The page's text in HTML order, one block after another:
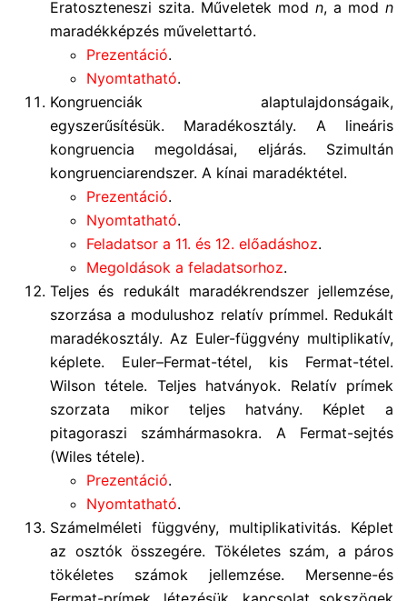
Eratoszteneszi szita. Műveletek mod n, a mod n
maradékképzés művelettartó.
Prezentáció.
Nyomtatható.
Kongruenciák alaptulajdonságaik,
egyszerűsítésük. Maradékosztály. A lineáris
kongruencia megoldásai, eljárás. Szimultán
kongruenciarendszer. A kínai maradéktétel.
Prezentáció.
Nyomtatható.
Feladatsor a 11. és 12. előadáshoz.
Megoldások a feladatsorhoz.
Teljes és redukált maradékrendszer jellemzése,
szorzása a modulushoz relatív prímmel. Redukált
maradékosztály. Az Euler-függvény multiplikatív,
képlete. Euler–Fermat-tétel, kis Fermat-tétel.
Wilson tétele. Teljes hatványok. Relatív prímek
szorzata mikor teljes hatvány. Képlet a
pitagoraszi számhármasokra. A Fermat-sejtés
(Wiles tétele).
Prezentáció.
Nyomtatható.
Számelméleti függvény, multiplikativitás. Képlet
az osztók összegére. Tökéletes szám, a páros
tökéletes számok jellemzése. Mersenne-és